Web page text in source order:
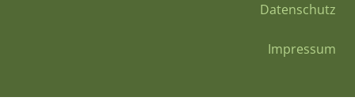
Datenschutz
Impressum